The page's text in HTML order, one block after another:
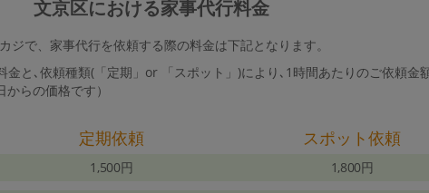
文京区における家事代行料金
ジで、家事代行を依頼する際の料金は下記となります。
金と､依頼種類(「定期」or 「スポット」)により､1時間あたりのご依頼金
らの価格です）
定期依頼 スポット依頼
1,500円 1,800円